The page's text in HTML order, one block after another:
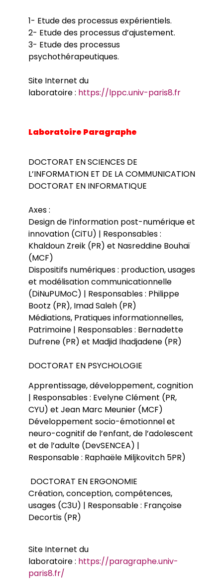
Après la thèse
Thèse HDR
Colloque CLI
EDCLI - Réunion de rentrée 2026
Le Café doctoral
Appel à projet - Laboratoires Juniors 2026
Financements
Aides financieres de l’EDCLI
Cifre
Cofra
Bourses
Pistes de financements
1- Etude des processus expérientiels.
2- Etude des processus d’ajustement.
3- Etude des processus
psychothérapeutiques.
Site Internet du
laboratoire : https://lppc.univ-paris8.fr
Laboratoire Paragraphe
DOCTORAT EN SCIENCES DE
L’INFORMATION ET DE LA COMMUNICATION
DOCTORAT EN INFORMATIQUE
Axes :
Design de l’information post-numérique et
innovation (CiTU) | Responsables :
Khaldoun Zreik (PR) et Nasreddine Bouhaï
(MCF)
Dispositifs numériques : production, usages
et modélisation communicationnelle
(DiNuPUMoC) | Responsables : Philippe
Bootz (PR), Imad Saleh (PR)
Médiations, Pratiques informationnelles,
Patrimoine | Responsables : Bernadette
Dufrene (PR) et Madjid Ihadjadene (PR)
DOCTORAT EN PSYCHOLOGIE
Apprentissage, développement, cognition
| Responsables : Evelyne Clément (PR,
CYU) et Jean Marc Meunier (MCF)
Développement socio-émotionnel et
neuro-cognitif de l’enfant, de l’adolescent
et de l’adulte (DevSENCEA) |
Responsable : Raphaële Miljkovitch 5PR)
DOCTORAT EN ERGONOMIE
Création, conception, compétences,
usages (C3U) | Responsable : Françoise
Decortis (PR)
Site Internet du
laboratoire : https://paragraphe.univ-
paris8.fr/